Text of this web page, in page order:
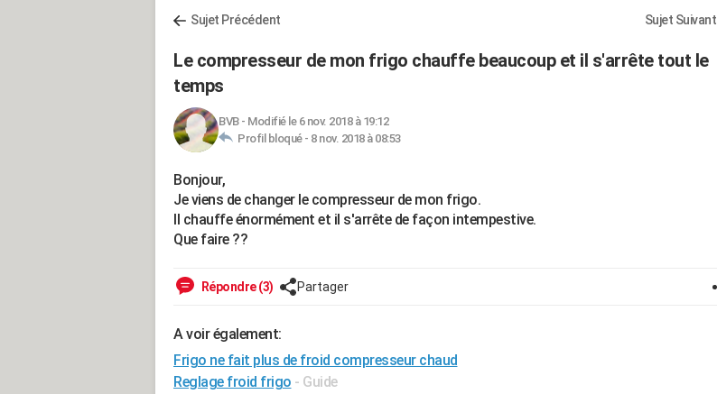
Sujet Précédent Sujet Suivant
Le compresseur de mon frigo chauffe beaucoup et il s'arrête tout le
temps
BVB- Modifié le 6 nov. 2018 à 19:12
Profil bloqué - 8 nov. 2018 à 08:53
Bonjour,
Je viens de changer le compresseur de mon frigo.
Il chauffe énormément et il s'arrête de façon intempestive.
Que faire ??
Répondre (3) Partager
A voir également:
Frigo ne fait plus de froid compresseur chaud
Reglage froid frigo - Guide